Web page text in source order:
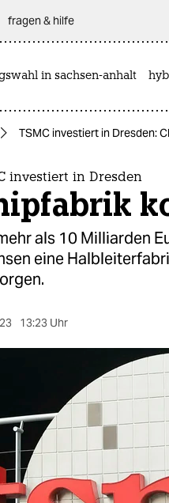
fragen & hilfe
in sachsen-anhalt
TSMC investiert in Dresden:
investiert in Dresden
als 10 Milliarden
eine
13:23 Uhr